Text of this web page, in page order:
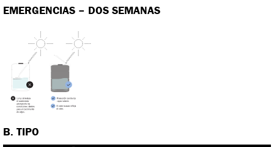
EMERGENCIAS – DOS SEMANAS
B. TIPO